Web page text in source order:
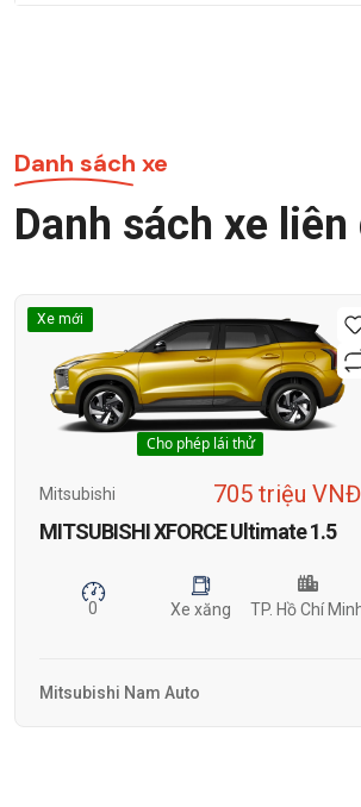
Danh sách xe
Danh sách xe liên
Xe mới
Cho phép lái thử
Mitsubishi 705 triệu VNĐ
MITSUBISHI XFORCE Ultimate 1.5
0 Xe xăng TP. Hồ Chí
Mitsubishi Nam Auto